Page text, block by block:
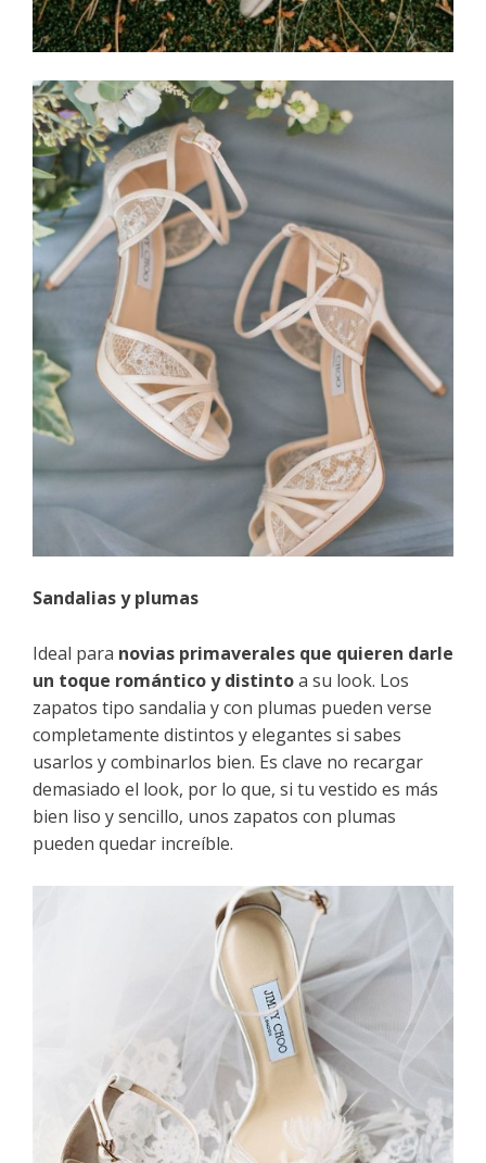
Sandalias y plumas
Ideal para novias primaverales que quieren darle
un toque romántico y distintoa su look. Los
zapatos tipo sandalia y con plumas pueden verse
completamente distintos y elegantes si sabes
usarlos y combinarlos bien. Es clave no recargar
demasiado el look, por lo que, si tu vestido es más
bien liso y sencillo, unos zapatos con plumas
pueden quedar increíble.